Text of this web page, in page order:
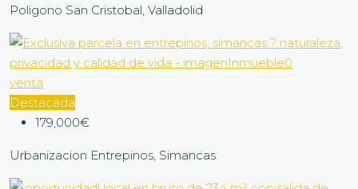
Poligono San Cristobal, Valladolid
venta
Destacada
179,000€
Urbanizacion Entrepinos, Simancas